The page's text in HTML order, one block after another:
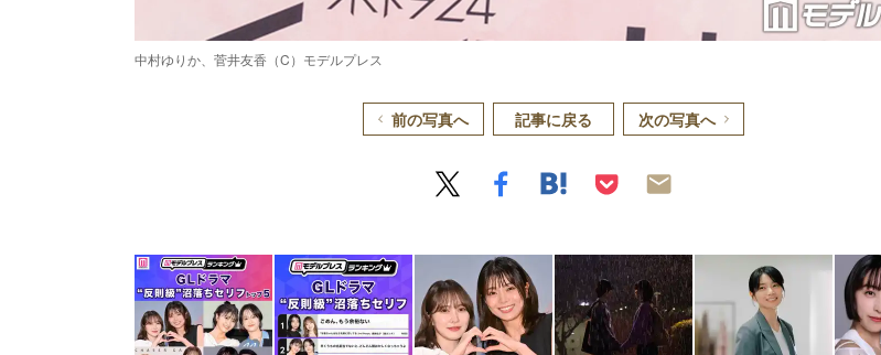
中村ゆりか、菅井友香（C）モデルプレス
前の写真へ 記事に戻る 次の写真へ